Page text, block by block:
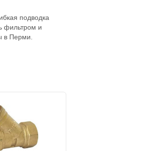
подводка
фильтром и
в Перми.